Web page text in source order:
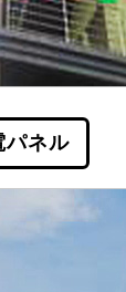
パネル